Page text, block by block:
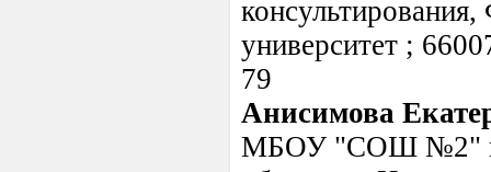
университет ;
79
Анисимова
МБОУ "СОШ №2" г.